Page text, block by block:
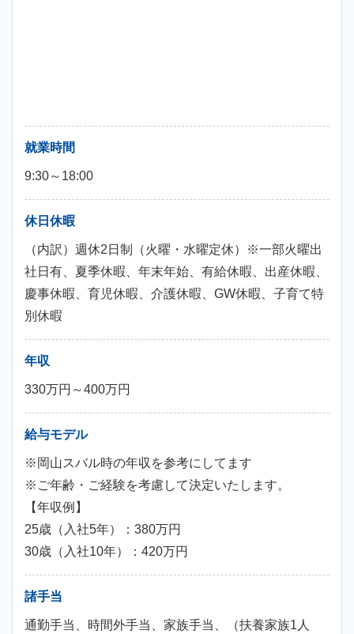
就業時間
9:30～18:00
休日休暇
（内訳）週休2日制（火曜・水曜定休）※一部火曜出
社日有、夏季休暇、年末年始、有給休暇、出産休暇、
慶事休暇、育児休暇、介護休暇、GW休暇、子育て特
別休暇
年収
330万円～400万円
給与モデル
※岡山スバル時の年収を参考にしてます
※ご年齢・ご経験を考慮して決定いたします。
【年収例】
25歳（入社5年）：380万円
30歳（入社10年）：420万円
諸手当
通勤手当、時間外手当、家族手当、（扶養家族1人